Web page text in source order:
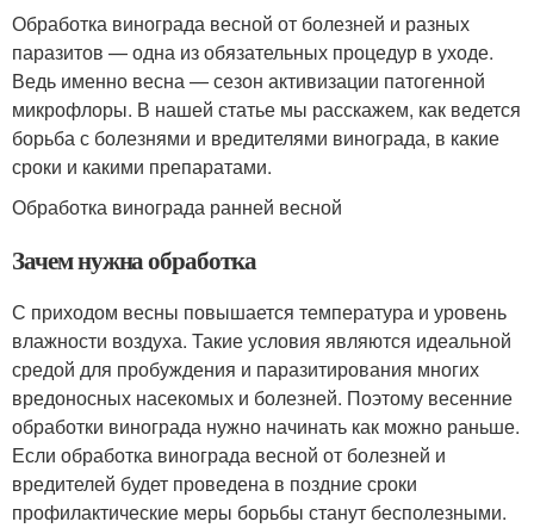
Обработка винограда весной от болезней и разных
паразитов — одна из обязательных процедур в уходе.
Ведь именно весна — сезон активизации патогенной
микрофлоры. В нашей статье мы расскажем, как ведется
борьба с болезнями и вредителями винограда, в какие
сроки и какими препаратами.
Обработка винограда ранней весной
Зачем нужна обработка
С приходом весны повышается температура и уровень
влажности воздуха. Такие условия являются идеальной
средой для пробуждения и паразитирования многих
вредоносных насекомых и болезней. Поэтому весенние
обработки винограда нужно начинать как можно раньше.
Если обработка винограда весной от болезней и
вредителей будет проведена в поздние сроки
профилактические меры борьбы станут бесполезными.